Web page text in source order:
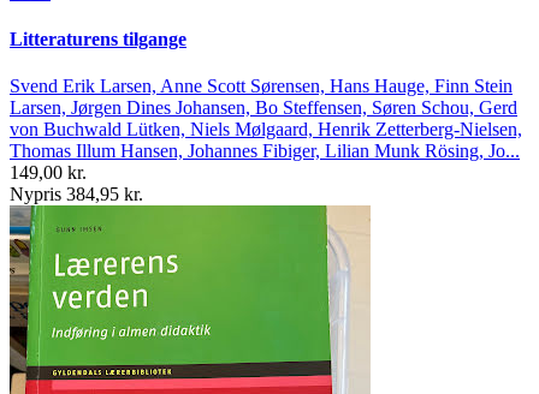
Litteraturens tilgange
Svend Erik Larsen, Anne Scott Sørensen, Hans Hauge, Finn Stein
Larsen, Jørgen Dines Johansen, Bo Steffensen, Søren Schou, Gerd
von Buchwald Lütken, Niels Mølgaard, Henrik Zetterberg-Nielsen,
Thomas Illum Hansen, Johannes Fibiger, Lilian Munk Rösing, Jo...
149,00 kr.
Nypris 384,95 kr.